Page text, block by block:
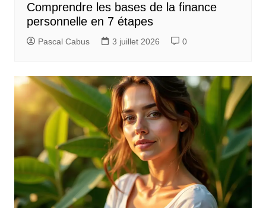
Comprendre les bases de la finance
personnelle en 7 étapes
Pascal Cabus 3 juillet 2026 0